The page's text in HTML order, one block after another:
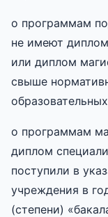
o программам
не имеют
или диплом
свыше
o программам
диплом
поступили в
учреждения в
(степени)